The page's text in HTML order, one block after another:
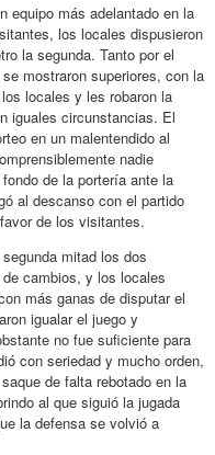
equipo más adelantado en la
los locales dispusieron
la segunda. Tanto por el
mostraron superiores, con la
locales y les robaron la
iguales circunstancias. El
en un malentendido al
nadie
de la portería ante la
al descanso con el partido
de los visitantes.
mitad los dos
cambios, y los locales
más ganas de disputar el
igualar el juego y
no fue suficiente para
con seriedad y mucho orden,
de falta rebotado en la
al que siguió la jugada
la defensa se volvió a